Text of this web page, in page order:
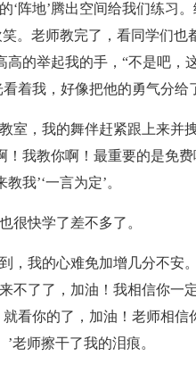
‘阵地’腾出空间给我们练习
。老师教完了，看同学们也
高的举起我的手，“不是吧，
着我，好像把他的勇气分给
室，我的舞伴赶紧跟上来并
！我教你啊！最重要的是免
我’‘一言为定’。
很快学了差不多了。
，我的心难免加增几分不安
不了了，加油！我相信你一
看你的了，加油！老师相信
老师擦干了我的泪痕。